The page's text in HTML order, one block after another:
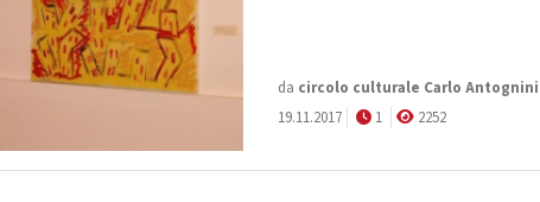
da circolo culturale Carlo Antognini
19.11.2017
1 2252